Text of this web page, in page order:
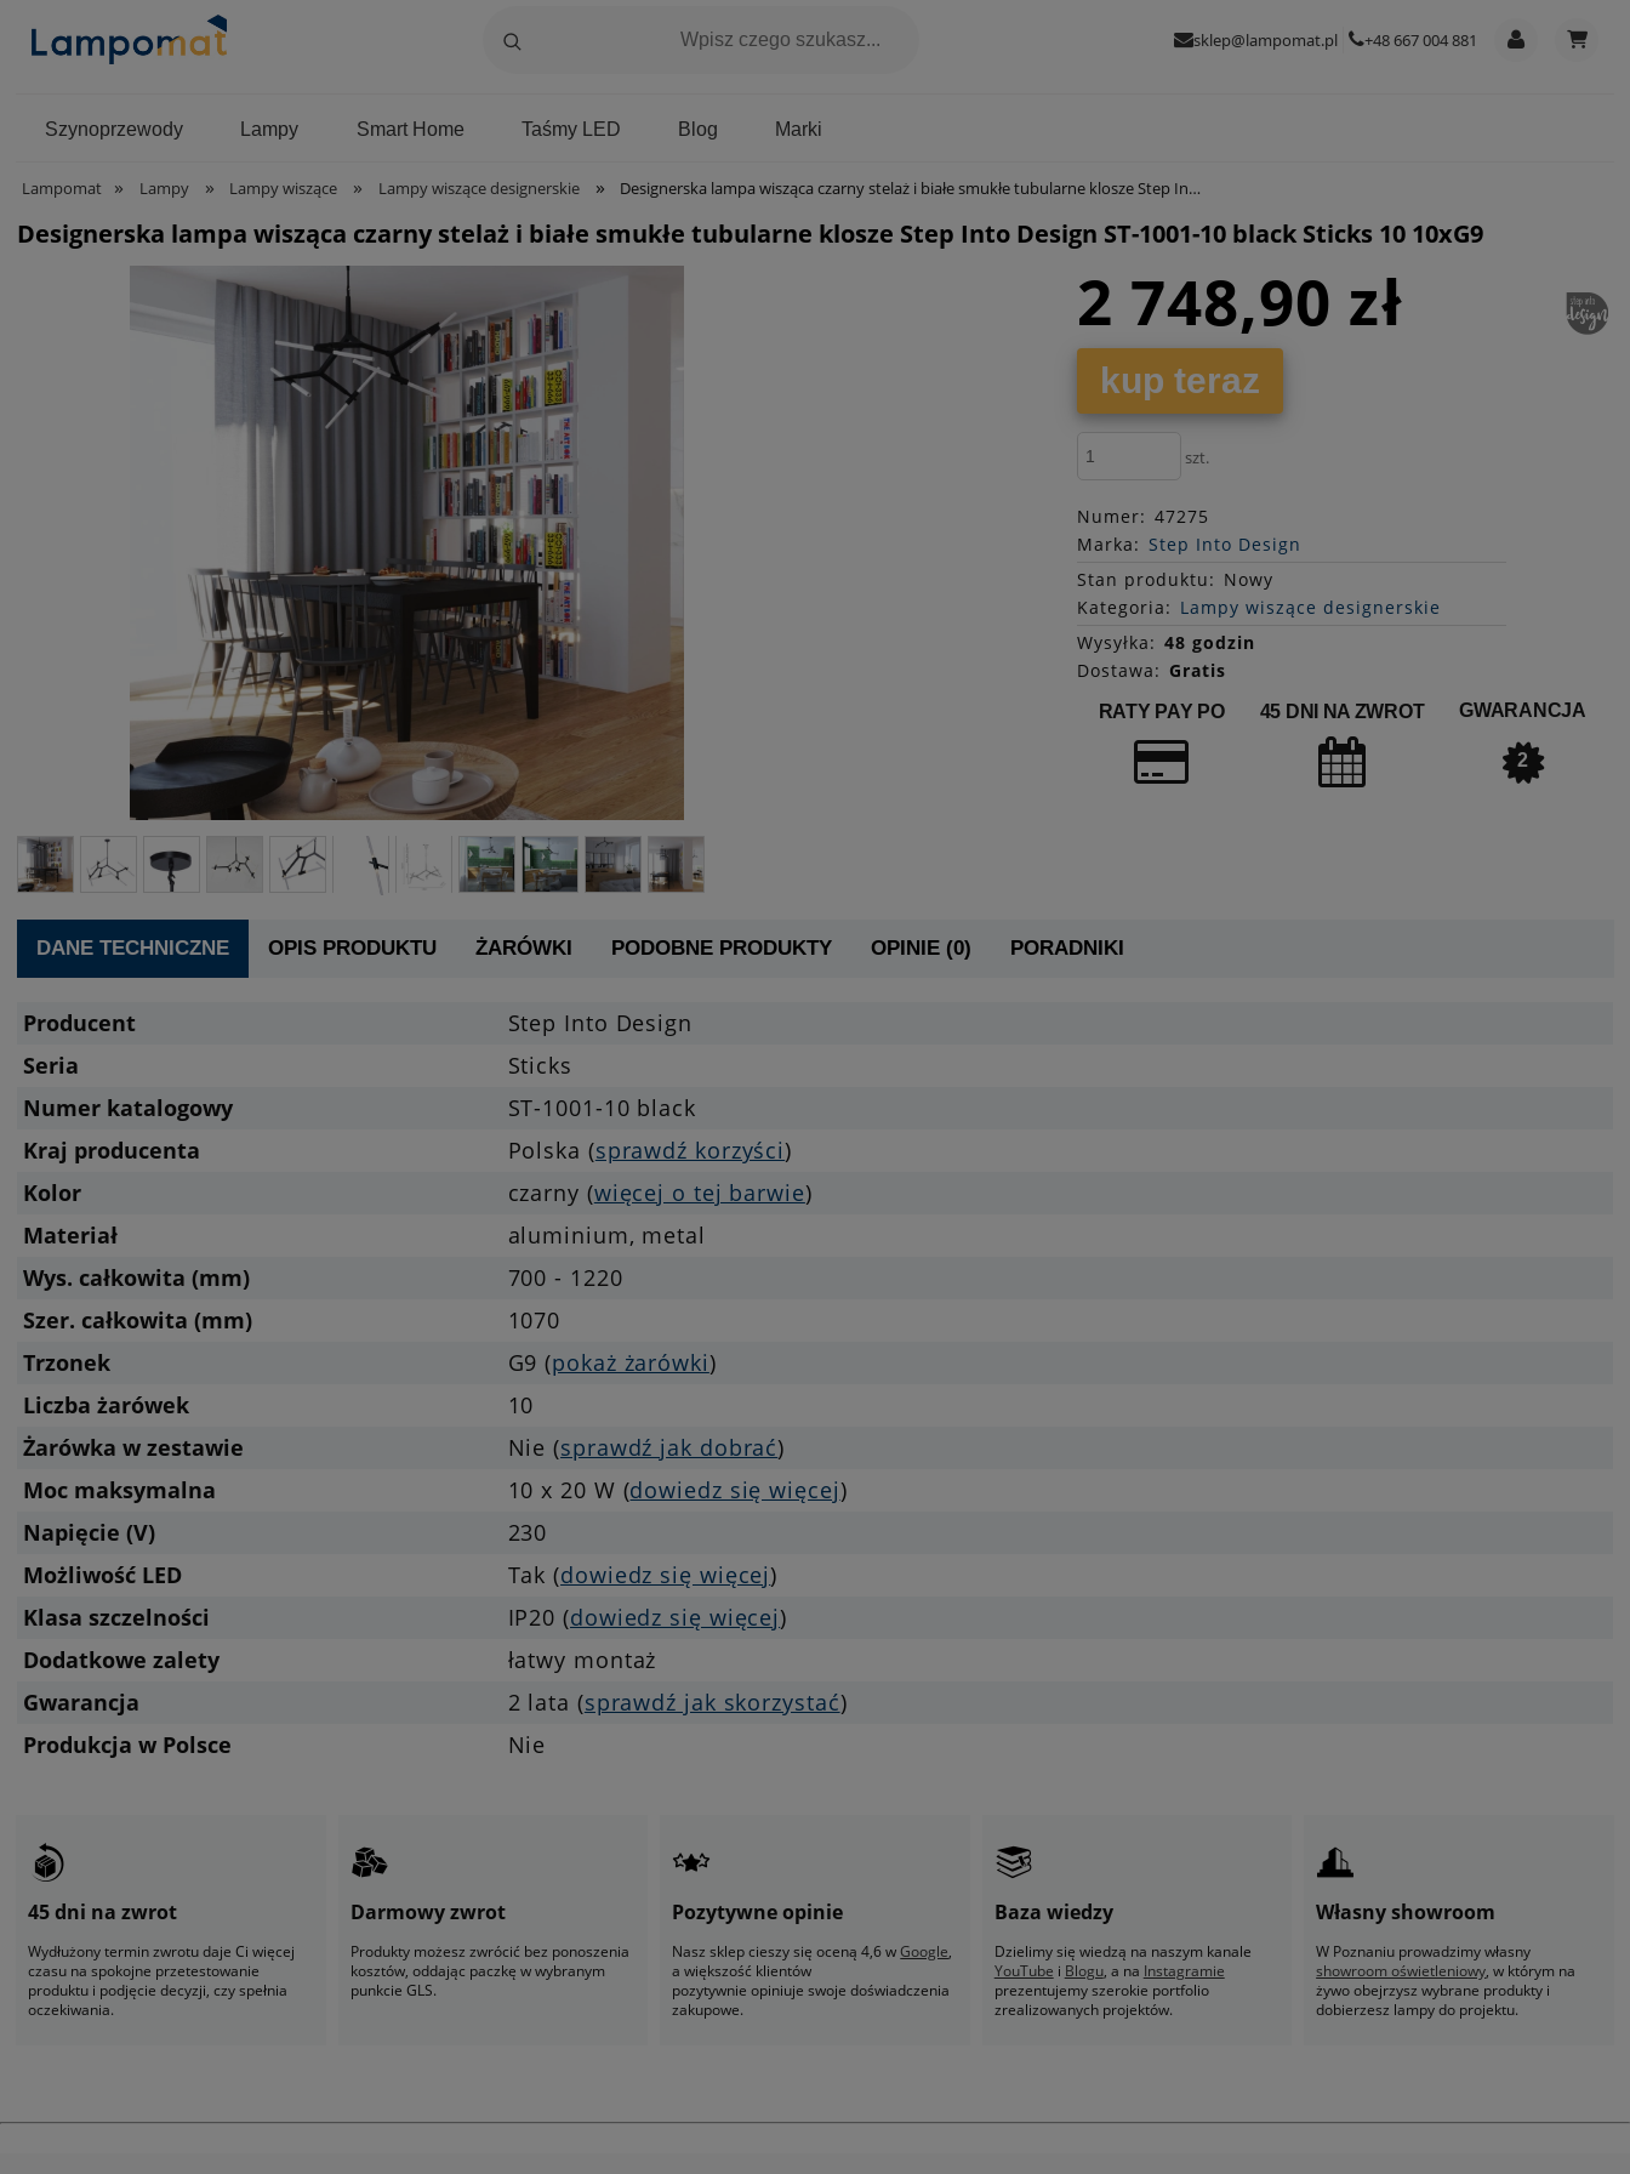
sklep@lampomat.pl +48 667 004 881
Szynoprzewody Lampy Smart Home Blog
Taśmy LED Marki
Lampomat » Lampy » Lampy wiszące » Lampy wiszące designerskie » Designerska lampa wisząca czarny stelaż i białe smukłe tubularne klosze Step Into Design ST-1001-10 black Sticks 10 10xG9
Designerska lampa wisząca czarny stelaż i białe smukłe tubularne klosze Step Into Design ST-1001-10 black Sticks 10 10xG9
2 748,90 zł
kup teraz
szt.
Numer: 47275
Marka: Step Into Design
Stan produktu: Nowy
Kategoria: Lampy wiszące designerskie
Wysyłka: 48 godzin
Dostawa: Gratis
RATY PAY PO 45 DNI NA ZWROT GWARANCJA
2
DANE TECHNICZNE OPIS PRODUKTU ŻARÓWKI PODOBNE PRODUKTY OPINIE (0) PORADNIKI
Producent
Step Into Design
Seria
Sticks
Numer katalogowy
ST-1001-10 black
Kraj producenta
Polska (sprawdź korzyści)
Kolor
czarny (więcej o tej barwie)
Materiał
aluminium, metal
Wys. całkowita (mm)
700 - 1220
Szer. całkowita (mm)
1070
Trzonek
G9 (pokaż żarówki)
Liczba żarówek
10
Żarówka w zestawie
Nie (sprawdź jak dobrać)
Moc maksymalna
10 x 20 W (dowiedz się więcej)
Napięcie (V)
230
Możliwość LED
Tak (dowiedz się więcej)
Klasa szczelności
IP20 (dowiedz się więcej)
Dodatkowe zalety
łatwy montaż
Gwarancja
2 lata (sprawdź jak skorzystać)
Produkcja w Polsce
Nie
45 dni na zwrot
Wydłużony termin zwrotu daje Ci więcej
czasu na spokojne przetestowanie
produktu i podjęcie decyzji, czy spełnia
oczekiwania.
Darmowy zwrot
Produkty możesz zwrócić bez ponoszenia
kosztów, oddając paczkę w wybranym
punkcie GLS.
Pozytywne opinie
Nasz sklep cieszy się oceną 4,6 wGoogle,
a większość klientów
pozytywnie opiniuje swoje doświadczenia
zakupowe.
Baza wiedzy
Dzielimy się wiedzą na naszym kanale
YouTube i Blogu, a na Instagramie
prezentujemy szerokie portfolio
zrealizowanych projektów.
Własny showroom
W Poznaniu prowadzimy własny
showroom oświetleniowy, w którym na
żywo obejrzysz wybrane produkty i
dobierzesz lampy do projektu.